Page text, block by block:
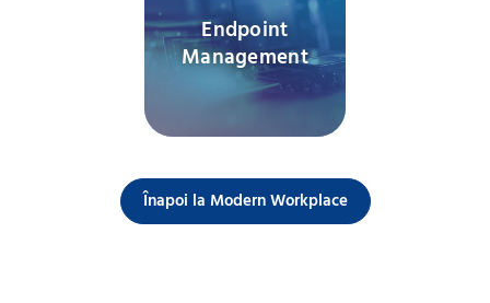
Endpoint
Management
Înapoi la Modern Workplace